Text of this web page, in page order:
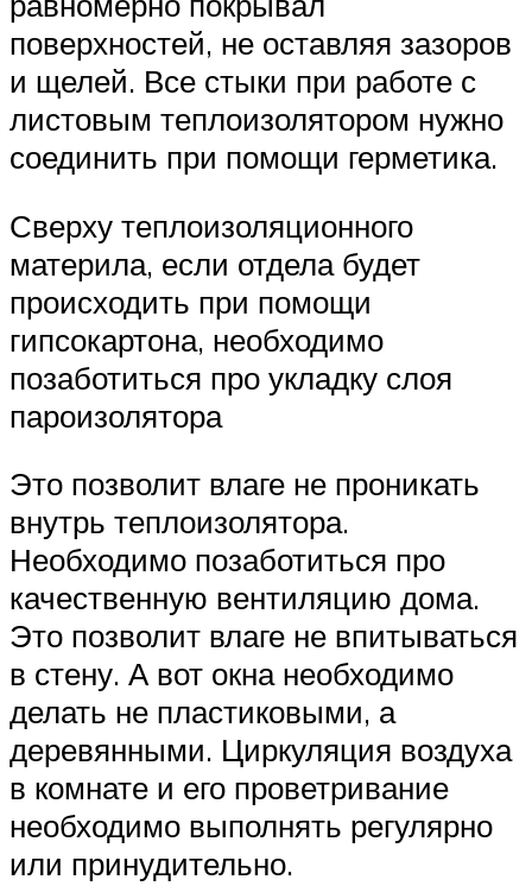
поверхностей, не оставляя зазоров
и щелей. Все стыки при работе с
листовым теплоизолятором нужно
соединить при помощи герметика.
Сверху теплоизоляционного
материла, если отдела будет
происходить при помощи
гипсокартона, необходимо
позаботиться про укладку слоя
пароизолятора
Это позволит влаге не проникать
внутрь теплоизолятора.
Необходимо позаботиться про
качественную вентиляцию дома.
Это позволит влаге не впитываться
в стену. А вот окна необходимо
делать не пластиковыми, а
деревянными. Циркуляция воздуха
в комнате и его проветривание
необходимо выполнять регулярно
или принудительно.